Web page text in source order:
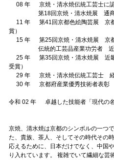
08 年 京焼・清水焼伝統工芸士に
第18回京焼・清水焼展 通商
11 年 第41回京都色絵陶芸展 京都
賞）
15 年 第25回京焼・清水焼展 京都
伝統的工芸品産業功労者 近畿
25 年 第35回京焼・清水焼展 近畿
受賞）
29 年 京焼・清水焼伝統工芸士 経
30 年 京都府産業優秀技術者表彰
令和 02 年 卓越した技能者「現代の
京焼、清水焼は京都のシンボルの一つ
た、貴族、茶人、そしてその時代その
応えるために、日本だけでなく、中国
り入れています。 複雑でいて繊細な芸